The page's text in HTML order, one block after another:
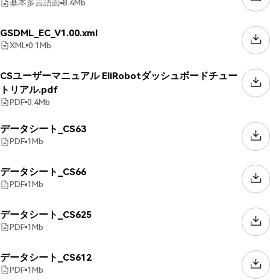
基本多言語面 8.4Mb
GSDML_EC_V1.00.xml
XML 0.1Mb
CSユーザーマニュアル EliRobotダッシュボードチュー
トリアル.pdf
PDF 0.4Mb
データシート_CS63
PDF 1Mb
データシート_CS66
PDF 1Mb
データシート_CS625
PDF 1Mb
データシート_CS612
PDF 1Mb